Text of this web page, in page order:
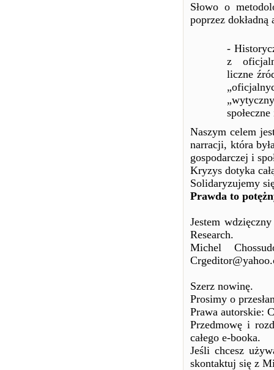
Słowo o
poprzez dokładną
-
z
liczne
Naszym celem
narracji, która
gospodarczej i
Kryzys dotyka
Solidaryzujemy
Prawda to
Jestem
Research.
Michel
Szerz nowinę.
Prosimy o
Prawa autorskie:
Przedmowę i
całego e-booka.
Jeśli chcesz
skontaktuj się z